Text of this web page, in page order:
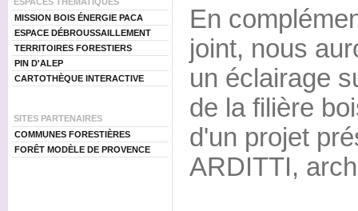
MISSION BOIS ÉNERGIE PACA
ESPACE DÉBROUSSAILLEMENT
TERRITOIRES FORESTIERS
PIN D'ALEP
CARTOTHÈQUE INTERACTIVE
SITES PARTENAIRES
COMMUNES FORESTIÈRES
FORÊT MODÈLE DE PROVENCE
En
joint, nous
un éclairage
de la filière
d'un projet
ARDITTI,